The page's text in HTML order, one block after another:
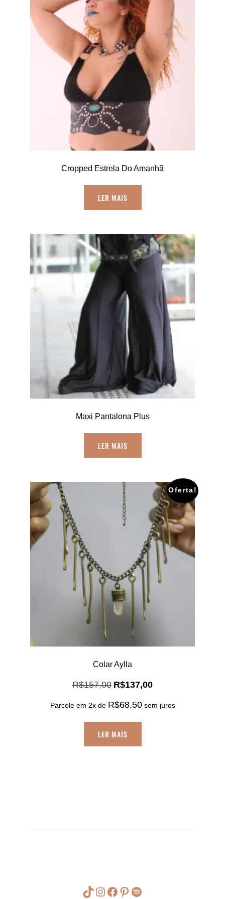
Cropped Estrela Do Amanhã
LER MAIS
Maxi Pantalona Plus
LER MAIS
Oferta!
Colar Aylla
R$157,00 O
original
R$157,00.
R$137,00O
atual
Parcele em 2x de R$68,50 sem juros
LER MAIS
TikTokInstagram
Facebook
Pinterest
Spotify